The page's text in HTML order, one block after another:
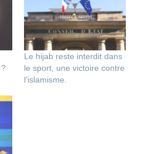
Le hijab reste interdit dans
le sport, une victoire contre
l’islamisme.